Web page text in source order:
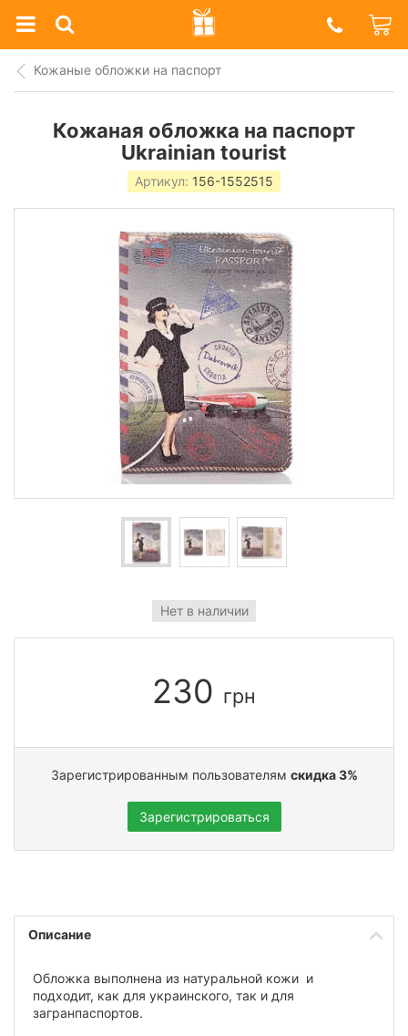
Prazdnik
Shop
Кожаные обложки на паспорт
Кожаная обложка на паспорт
Ukrainian tourist
Артикул: 156-1552515
Нет в наличии
230 грн
Зарегистрированным пользователям скидка 3%
Зарегистрироваться
Описание
Обложка выполнена из натуральной кожи и
подходит, как для украинского, так и для
загранпаспортов.